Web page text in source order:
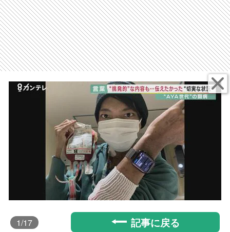
った京都大学生 息を引き取る6日前まで投
稿 同じ世代のがん患者と思い共有
1/17 記事に戻る